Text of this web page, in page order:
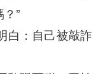
”
白：自己被敲詐